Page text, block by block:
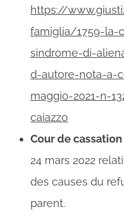
https://
famiglia/1759-la-
sindrome-di-
d-autore-nota-a-
maggio-2021-n-
caiazzo
Cour de
24 mars 2022
des causes du
parent.